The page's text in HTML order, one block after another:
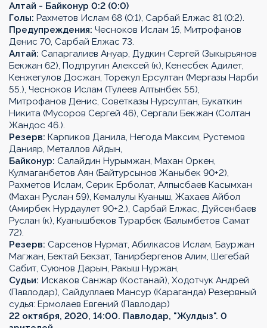
Алтай - Байконур 0:2 (0:0)
Голы: Рахметов Ислам 68 (0:1), Сарбай Елжас 81 (0:2).
Предупреждения: Чесноков Ислам 15, Митрофанов
Денис 70, Сарбай Елжас 73.
Алтай: Сапаргалиев Ануар, Дудкин Сергей (Зыкырьянов
Бекжан 62), Подпругин Алексей (к), Кенесбек Адилет,
Кенжегулов Досжан, Торекул Ерсултан (Мергазы Нарби
55.), Чесноков Ислам (Тулеев Алтынбек 55),
Митрофанов Денис, Советказы Нурсултан, Букаткин
Никита (Мусоров Сергей 46), Сергали Бекжан (Солтан
Жандос 46.).
Резерв: Карпиков Данила, Негода Максим, Рустемов
Данияр, Металлов Айдын,
Байконур: Салайдин Нурымжан, Махан Оркен,
Кулмаганбетов Аян (Байтурсынов Жаныбек 90+2),
Рахметов Ислам, Серик Ерболат, Алпысбаев Касымхан
(Махан Руслан 59), Кемалулы Куаныш, Жахаев Айбол
(Амирбек Нурдаулет 90+2.), Сарбай Елжас, Дуйсенбаев
Руслан (к), Куанышбеков Турарбек (Балымбетов Самат
72).
Резерв: Сарсенов Нурмат, Абилкасов Ислам, Бауржан
Магжан, Бектай Бекзат, Танирбергенов Алим, Шегебай
Сабит, Суюнов Дарын, Ракыш Нуржан,
Судьи: Искаков Санжар (Костанай), Ходотчук Андрей
(Павлодар), Сайдуллаев Мансур (Караганда) Резервный
судья: Ермолаев Евгений (Павлодар)
22 октября, 2020, 14:00. Павлодар, "Жулдыз". 0